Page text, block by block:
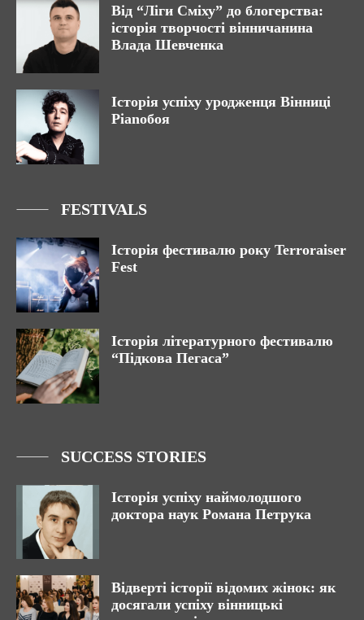
Від “Ліги Сміху” до блогерства:
історія творчості вінничанина
Влада Шевченка
Історія успіху уродженця Вінниці
Pianoбоя
FESTIVALS
Історія фестивалю року Terroraiser
Fest
Історія літературного фестивалю
“Підкова Пегаса”
SUCCESS STORIES
Історія успіху наймолодшого
доктора наук Романа Петрука
Відверті історії відомих жінок: як
досягали успіху вінницькі